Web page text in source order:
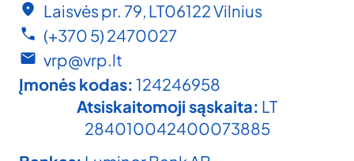
Laisvės pr. 79, LT06122 Vilnius
(+370 5) 2470027
vrp@vrp.lt
Įmonės kodas: 124246958
Atsiskaitomoji sąskaita: LT
284010042400073885